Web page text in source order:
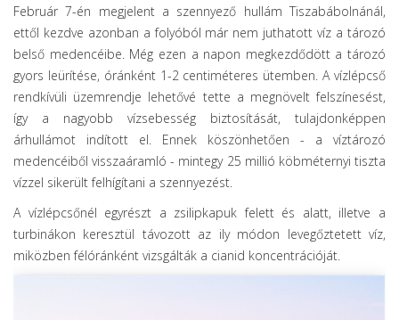
Február 7-én megjelent a szennyező hullám Tiszabábolnánál,
ettől kezdve azonban a folyóból már nem juthatott víz a tározó
belső medencéibe. Még ezen a napon megkezdődött a tározó
gyors leürítése, óránként 1-2 centiméteres ütemben. A vízlépcső
rendkívüli üzemrendje lehetővé tette a megnövelt felszínesést,
így a nagyobb vízsebesség biztosítását, tulajdonképpen
árhullámot indított el. Ennek köszönhetően - a víztározó
medencéiből visszaáramló - mintegy 25 millió köbméternyi tiszta
vízzel sikerült felhígítani a szennyezést.
A vízlépcsőnél egyrészt a zsilipkapuk felett és alatt, illetve a
turbinákon keresztül távozott az ily módon levegőztetett víz,
miközben félóránként vizsgálták a cianid koncentrációját.